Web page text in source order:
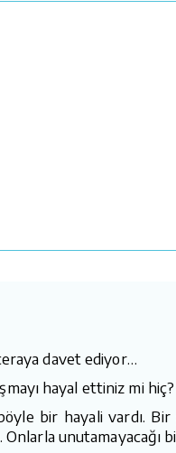
davet ediyor…
hayal ettiniz mi hiç?
böyle bir hayali
unutamayacağı